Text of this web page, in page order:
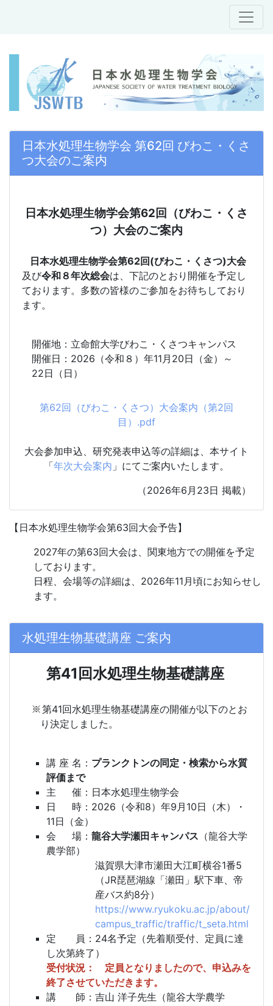
日本水処理生物学会 第62回 びわこ・くさ
つ大会のご案内
日本水処理生物学会第62回（びわこ・くさ
つ）大会のご案内
日本水処理生物学会第62回(びわこ・くさつ)大会
及び令和８年次総会は、下記のとおり開催を予定し
ております。多数の皆様のご参加をお待ちしており
ます。
開催地：立命館大学びわこ・くさつキャンパス
開催日：2026（令和８）年11月20日（金）～
22日（日）
第62回（びわこ・くさつ）大会案内（第2回
目）.pdf
大会参加申込、研究発表申込等の詳細は、本サイト
「年次大会案内 」にてご案内いたします。
（2026年6月23日 掲載）
【日本水処理生物学会第63回大会予告】
2027年の第63回大会は、関東地方での開催を予定
しております。
日程、会場等の詳細は、2026年11月頃にお知らせし
ます。
水処理生物基礎講座 ご案内
第41回水処理生物基礎講座
第41回水処理生物基礎講座の開催が以下のとお
り決定しました。
講 座 名： プランクトンの同定・検索から水質
評価まで
主 催： 日本水処理生物学会
日 時： 2026（令和8）年9月10日（木）・
11日（金）
会 場： 龍谷大学瀬田キャンパス （龍谷大学
農学部）
滋賀県大津市瀬田大江町横谷1番5
（JR琵琶湖線「瀬田」駅下車、帝
産バス約8分）
https://www.ryukoku.ac.jp/about/
campus_traffic/traffic/t_seta.html
定 員： 24名予定（先着順受付、定員に達
し次第終了）
受付状況： 定員となりましたので、申込みを
終了させていただきます。
講 師： 吉山 洋子先生（龍谷大学農学